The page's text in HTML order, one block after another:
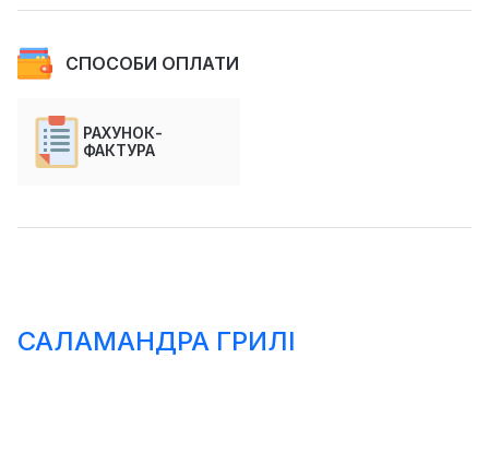
СПОСОБИ ОПЛАТИ
РАХУНОК-
ФАКТУРА
САЛАМАНДРА ГРИЛІ